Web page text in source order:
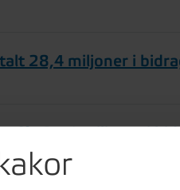
28,4 miljoner i
får 27,1 miljoner i